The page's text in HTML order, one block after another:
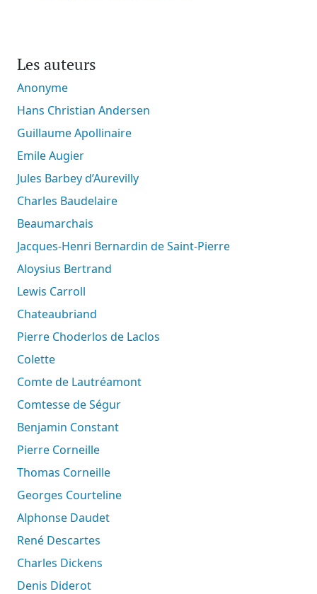
Les auteurs
Anonyme
Hans Christian Andersen
Guillaume Apollinaire
Emile Augier
Jules Barbey d’Aurevilly
Charles Baudelaire
Beaumarchais
Jacques-Henri Bernardin de Saint-Pierre
Aloysius Bertrand
Lewis Carroll
Chateaubriand
Pierre Choderlos de Laclos
Colette
Comte de Lautréamont
Comtesse de Ségur
Benjamin Constant
Pierre Corneille
Thomas Corneille
Georges Courteline
Alphonse Daudet
René Descartes
Charles Dickens
Denis Diderot